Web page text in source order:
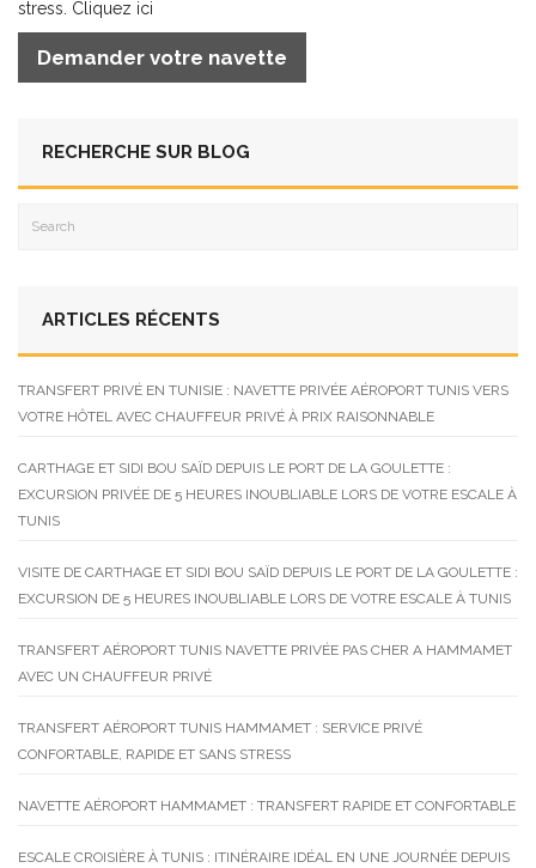
stress. Cliquez ici
Demander votre navette
RECHERCHE SUR BLOG
ARTICLES RÉCENTS
TRANSFERT PRIVÉ EN TUNISIE : NAVETTE PRIVÉE AÉROPORT TUNIS VERS
VOTRE HÔTEL AVEC CHAUFFEUR PRIVÉ À PRIX RAISONNABLE
CARTHAGE ET SIDI BOU SAÏD DEPUIS LE PORT DE LA GOULETTE :
EXCURSION PRIVÉE DE 5 HEURES INOUBLIABLE LORS DE VOTRE ESCALE À
TUNIS
VISITE DE CARTHAGE ET SIDI BOU SAÏD DEPUIS LE PORT DE LA GOULETTE :
EXCURSION DE 5 HEURES INOUBLIABLE LORS DE VOTRE ESCALE À TUNIS
TRANSFERT AÉROPORT TUNIS NAVETTE PRIVÉE PAS CHER A HAMMAMET
AVEC UN CHAUFFEUR PRIVÉ
TRANSFERT AÉROPORT TUNIS HAMMAMET : SERVICE PRIVÉ
CONFORTABLE, RAPIDE ET SANS STRESS
NAVETTE AÉROPORT HAMMAMET : TRANSFERT RAPIDE ET CONFORTABLE
ESCALE CROISIÈRE À TUNIS : ITINÉRAIRE IDÉAL EN UNE JOURNÉE DEPUIS